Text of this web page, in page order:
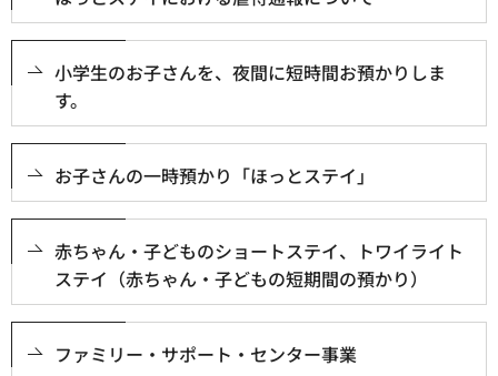
小学生のお子さんを、夜間に短時間お預かりしま
す。
お子さんの一時預かり「ほっとステイ」
赤ちゃん・子どものショートステイ、トワイライト
ステイ（赤ちゃん・子どもの短期間の預かり）
ファミリー・サポート・センター事業